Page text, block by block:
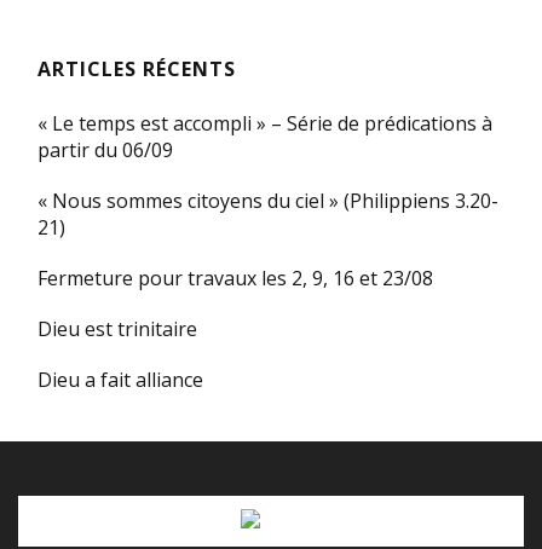
ARTICLES RÉCENTS
« Le temps est accompli » – Série de prédications à
partir du 06/09
« Nous sommes citoyens du ciel » (Philippiens 3.20-
21)
Fermeture pour travaux les 2, 9, 16 et 23/08
Dieu est trinitaire
Dieu a fait alliance